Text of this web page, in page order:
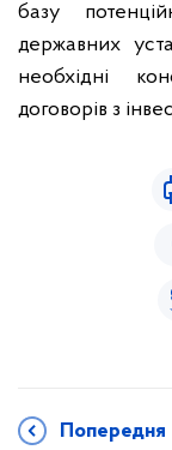
базу
державних
необхідні
договорів з
Попередня